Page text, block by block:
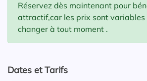
Réservez dès maintenant pour
attractif,car les prix sont variables
changer à tout moment .
Dates et Tarifs